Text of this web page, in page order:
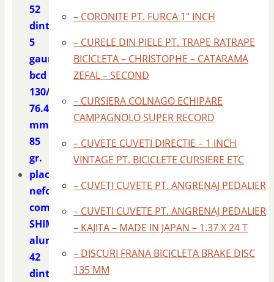
52
dinti
5
gauri
bcd
130/
76.4
mm.
85
gr.
placa
nefolosita
compatibila
SHIMANO
aluminiu
42
dinti
– CORONITE PT. FURCA 1" INCH
– CURELE DIN PIELE PT. TRAPE RATRAPE
BICICLETA – CHRISTOPHE – CATARAMA
ZEFAL – SECOND
– CURSIERA COLNAGO ECHIPARE
CAMPAGNOLO SUPER RECORD
– CUVETE CUVETI DIRECTIE – 1 INCH
VINTAGE PT. BICICLETE CURSIERE ETC
– CUVETI CUVETE PT. ANGRENAJ PEDALIER
– CUVETI CUVETE PT. ANGRENAJ PEDALIER
– KAJITA – MADE IN JAPAN – 1.37 X 24 T
– DISCURI FRANA BICICLETA BRAKE DISC
135 MM